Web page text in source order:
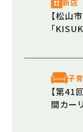
新店
【松山
「
プン！
子
【第41
間カー
る恒例